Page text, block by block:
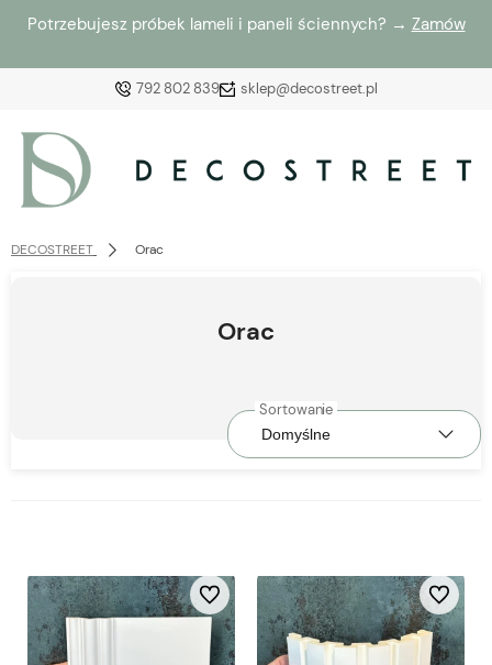
Potrzebujesz próbek lameli i paneli ściennych? → Zamów
792 802 839 sklep@decostreet.pl
z poprzedniej sesji.
DECOSTREET Orac
Orac
Do ulubionych Do